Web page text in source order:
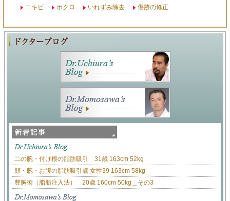
ニキビ
ホクロ いれずみ除去 傷跡の修正
二の腕・付け根の脂肪吸引 31歳 163cm 52kg
顔・腕・お腹の脂肪吸引歳 女性39 163cm 58kg
豊胸術（脂肪注入法） 20歳 160cm 50kg＿その3